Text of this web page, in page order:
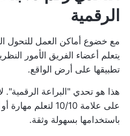
الرقمية
مع خضوع أماكن العمل للتحول
يتعلم أعضاء الفريق الأمور
تطبيقها على أرض الواقع.
هذا هو تحدي "البراعة الرقمية".
على علامة 10/10
باستخدامها بسهولة وثقة.